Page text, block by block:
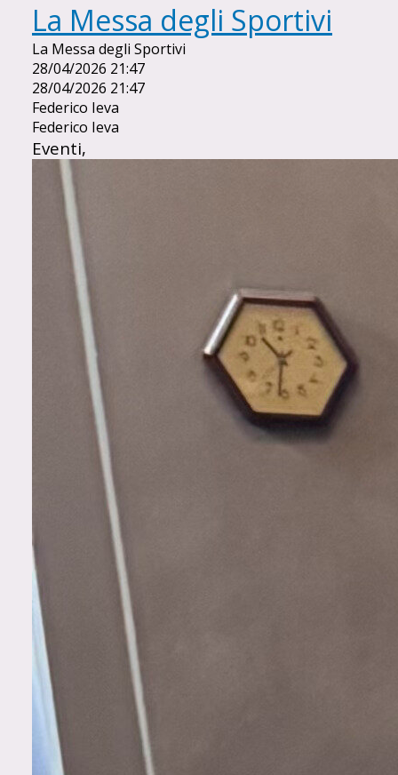
La Messa degli Sportivi
La Messa degli Sportivi
28/04/2026 21:47
28/04/2026 21:47
Federico Ieva
Federico Ieva
Eventi,